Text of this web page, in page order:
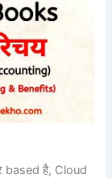
based है, Cloud